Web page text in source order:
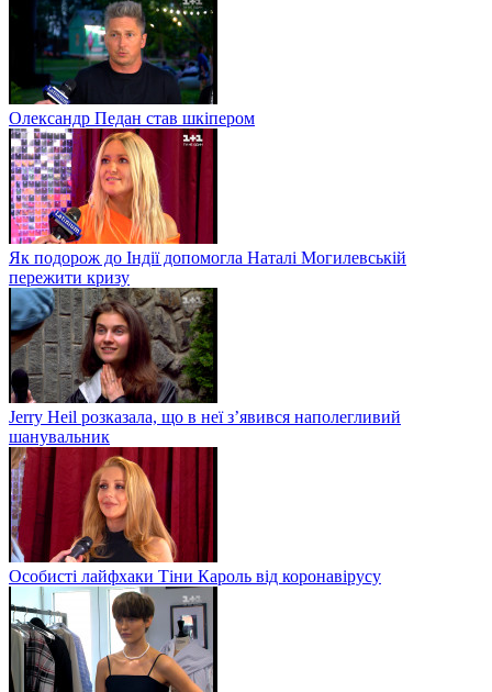
Олександр Педан став шкіпером
Як подорож до Індії допомогла Наталі Могилевській
пережити кризу
Jerry Heil розказала, що в неї з’явився наполегливий
шанувальник
Особисті лайфхаки Тіни Кароль від коронавірусу